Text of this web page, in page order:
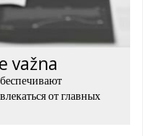
važna
от главных